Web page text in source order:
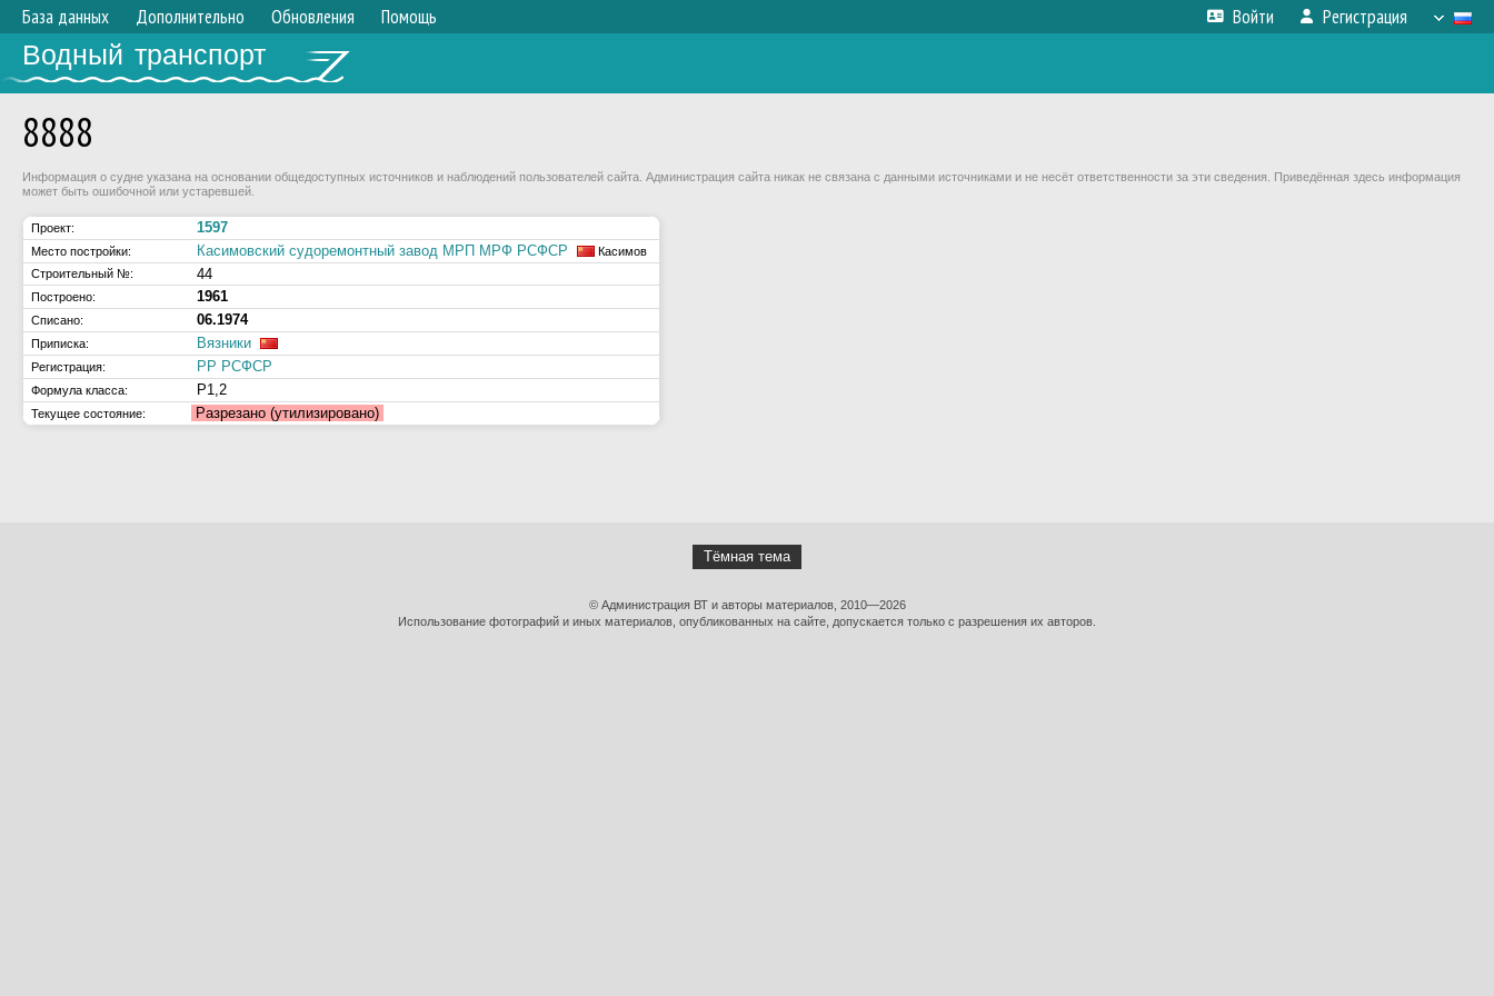
База данных Дополнительно Обновления Помощь Войти Регистрация
Водный транспорт
8888
Информация о судне указана на основании общедоступных источников и наблюдений пользователей сайта. Администрация сайта никак не связана с данными источниками и не несёт ответственности за эти сведения. Приведённая здесь информация
может быть ошибочной или устаревшей.
Проект: 1597
Место постройки: Касимовский судоремонтный завод МРП МРФ РСФСР
Касимов
Строительный №:
44
Построено: 1961
Списано: 06.1974
Приписка: Вязники
Регистрация: РР РСФСР
Формула класса: Р1,2
Текущее состояние: Разрезано (утилизировано)
Тёмная тема
© Администрация ВТ и авторы материалов, 2010—2026
Использование фотографий и иных материалов, опубликованных на сайте, допускается только с разрешения их авторов.